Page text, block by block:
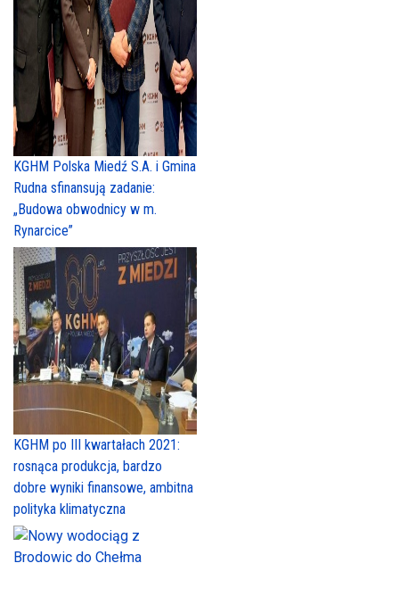
KGHM Polska Miedź S.A. i Gmina
Rudna sfinansują zadanie:
„Budowa obwodnicy w m.
Rynarcice”
KGHM po III kwartałach 2021:
rosnąca produkcja, bardzo
dobre wyniki finansowe, ambitna
polityka klimatyczna